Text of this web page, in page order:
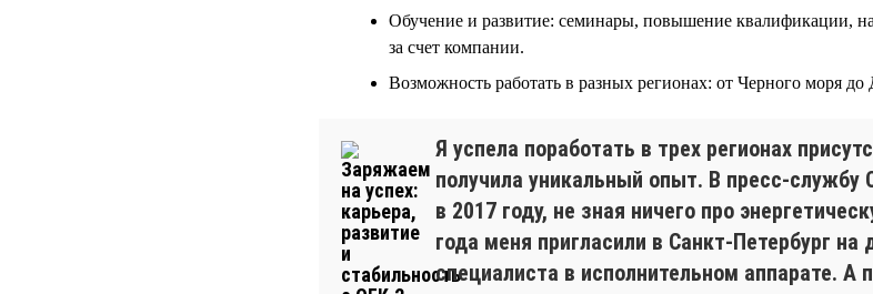
Обучение и развитие: семинары, повышение квалификации,
за счет компании.
Возможность работать в разных регионах: от Черного моря до
Я успела поработать в трех регионах
получила уникальный опыт. В пресс-службу
в 2017 году, не зная ничего про
года меня пригласили в Санкт-Петербург на
специалиста в исполнительном аппарате. А